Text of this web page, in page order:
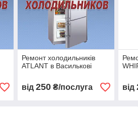
Ремонт холодильників
ATLANT в Василькові
від 250₴/послуга від